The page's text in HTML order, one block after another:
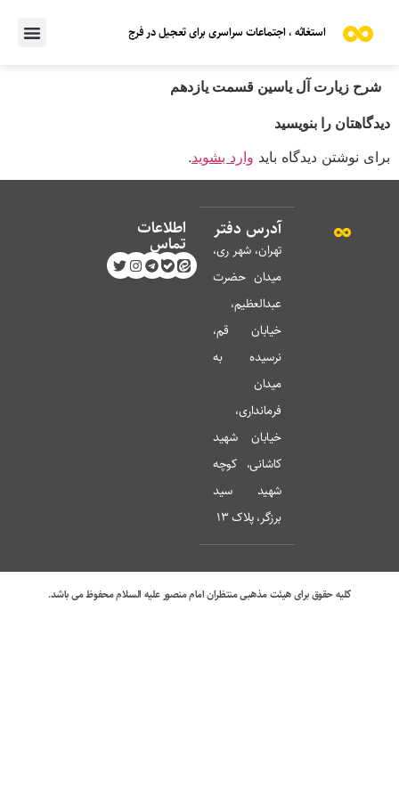
استغاثه ، اجتماعات سراسری برای تعجیل در فرج
شرح زیارت آل یاسین قسمت یازدهم
دیدگاهتان را بنویسید
برای نوشتن دیدگاه باید وارد بشوید.
آدرس دفتر
تهران، شهر ری،
میدان حضرت
عبدالعظیم،
خیابان قم،
نرسیده به
میدان
فرمانداری،
خیابان شهید
کاشانی، کوچه
شهید سید
برزگر، پلاک 13
اطلاعات
تماس
کلیه حقوق برای هیئت مذهبی منتظران امام منصور علیه السلام محفوظ می باشد.